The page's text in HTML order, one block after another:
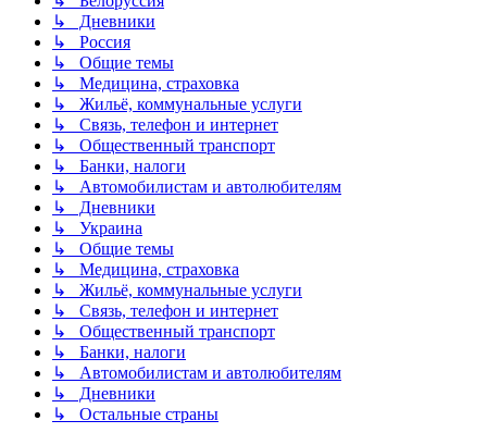
↳ Дневники
↳ Россия
↳ Общие темы
↳ Медицина, страховка
↳ Жильё, коммунальные услуги
↳ Связь, телефон и интернет
↳ Общественный транспорт
↳ Банки, налоги
↳ Автомобилистам и автолюбителям
↳ Дневники
↳ Украина
↳ Общие темы
↳ Медицина, страховка
↳ Жильё, коммунальные услуги
↳ Связь, телефон и интернет
↳ Общественный транспорт
↳ Банки, налоги
↳ Автомобилистам и автолюбителям
↳ Дневники
↳ Остальные страны